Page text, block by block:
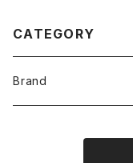
CATEGORY
Brand